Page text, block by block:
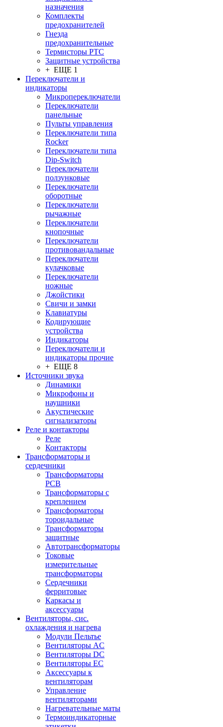
назначения
Комплекты
предохранителей
Гнезда
предохранительные
Термисторы PTC
Защитные устройства
+ ЕЩЕ 1
Переключатели и
индикаторы
Микропереключатели
Переключатели
панельные
Пульты управления
Переключатели типа
Rocker
Переключатели типа
Dip-Switch
Переключатели
ползунковые
Переключатели
оборотные
Переключатели
рычажные
Переключатели
кнопочные
Переключатели
противовандальные
Переключатели
кулачковые
Переключатели
ножные
Джойстики
Свичи и замки
Клавиатуры
Кодирующие
устройства
Индикаторы
Переключатели и
индикаторы прочие
+ ЕЩЕ 8
Источники звука
Динамики
Микрофоны и
наушники
Акустические
сигнализаторы
Реле и контакторы
Реле
Контакторы
Трансформаторы и
сердечники
Трансформаторы
PCB
Трансформаторы с
креплением
Трансформаторы
тороидальные
Трансформаторы
защитные
Автотрансформаторы
Токовые
измерительные
трансформаторы
Сердечники
ферритовые
Каркасы и
аксессуары
Вентиляторы, сис.
охлаждения и нагрева
Модули Пельтье
Вентиляторы AC
Вентиляторы DC
Вентиляторы EC
Аксессуары к
вентиляторам
Управление
вентиляторами
Нагревательные маты
Термоиндикаторные